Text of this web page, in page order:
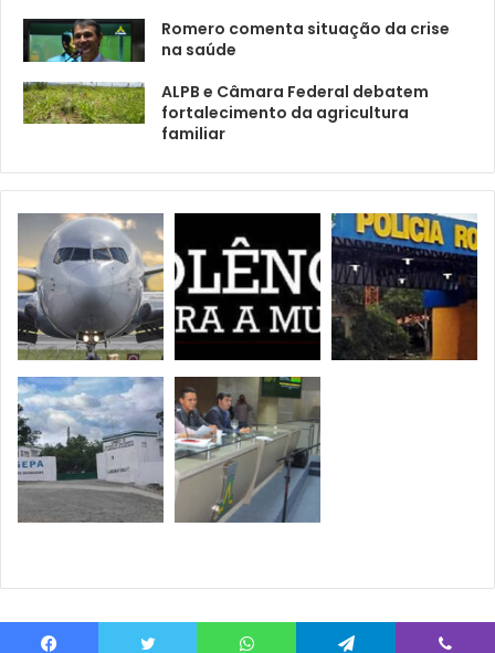
Romero comenta situação da crise
na saúde
ALPB e Câmara Federal debatem
fortalecimento da agricultura
familiar